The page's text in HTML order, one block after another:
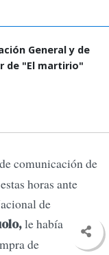
General y de
de "El martirio"
comunicación de
horas ante
de
le había
de